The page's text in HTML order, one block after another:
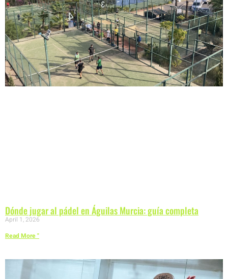
Dónde jugar al pádel en Águilas Murcia: guía completa
April 1, 2026
Read More "